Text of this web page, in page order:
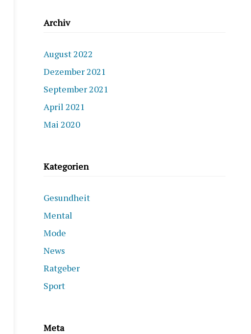
Archiv
August 2022
Dezember 2021
September 2021
April 2021
Mai 2020
Kategorien
Gesundheit
Mental
Mode
News
Ratgeber
Sport
Meta